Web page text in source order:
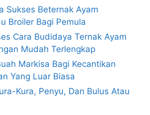
Sukses Beternak Ayam
Broiler Bagi Pemula
Cara Budidaya Ternak Ayam
Mudah Terlengkap
Markisa Bagi Kecantikan
Yang Luar Biasa
Kura, Penyu, Dan Bulus Atau